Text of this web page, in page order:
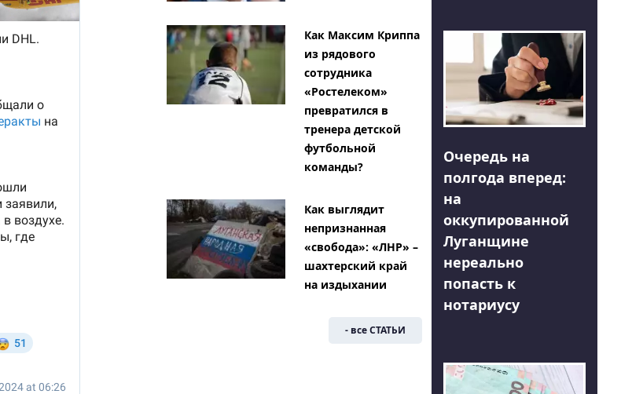
Как Максим Криппа
из рядового
сотрудника
«Ростелеком»
превратился в
тренера детской
футбольной
команды?
Как выглядит
непризнанная
«свобода»: «ЛНР» –
шахтерский край
на издыхании
- все СТАТЬИ
Очередь на
полгода вперед:
на
оккупированной
Луганщине
нереально
попасть к
нотариусу